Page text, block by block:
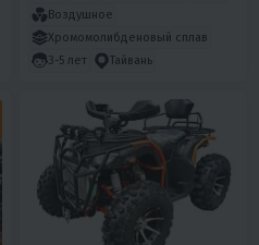
Воздушное
Хромомолибденовый сплав
3-5 лет
Тайвань